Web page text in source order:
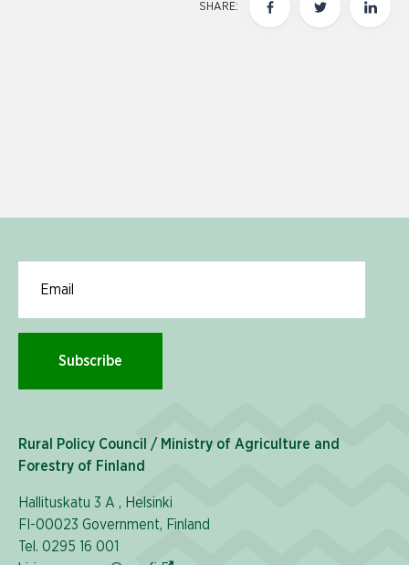
SHARE:
Subscribe
Rural Policy Council / Ministry of Agriculture and
Forestry of Finland
Hallituskatu 3 A , Helsinki
FI-00023 Government, Finland
Tel. 0295 16 001